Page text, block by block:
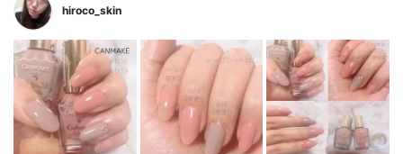
hiroco_skin